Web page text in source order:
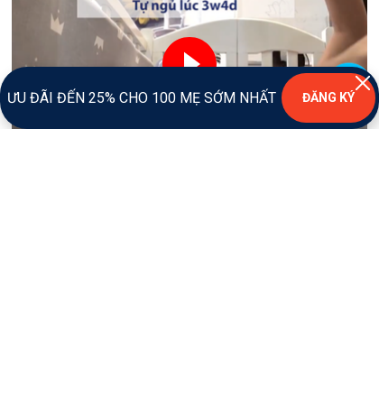
ƯU ĐÃI ĐẾN 25% CHO 100 MẸ SỚM NHẤT ĐĂNG KÝ